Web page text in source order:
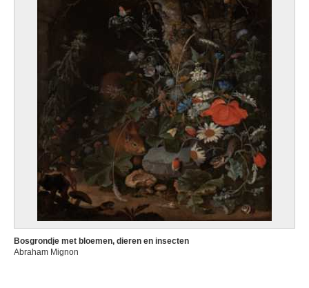
Bosgrondje met bloemen, dieren en insecten
Abraham Mignon